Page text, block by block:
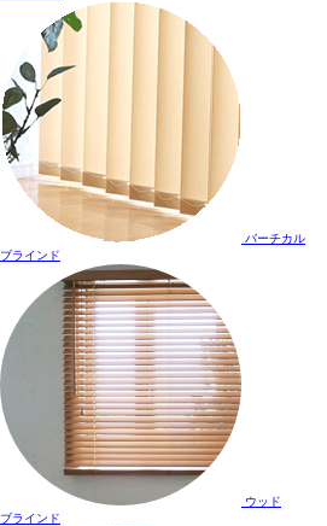
バーチカル
ブラインド
ウッド
ブラインド